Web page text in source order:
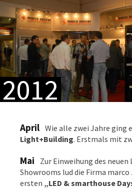
2012
April Wie alle zwei Jahre ging
Light+Building. Erstmals mit
Mai
Zur Einweihung des neuen
Showrooms lud die Firma marco
ersten „LED & smarthouse